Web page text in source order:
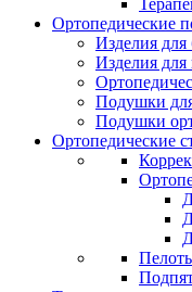
Ортопедические
Изделия
Изделия для
Подушки
Подушки
Ортопедические